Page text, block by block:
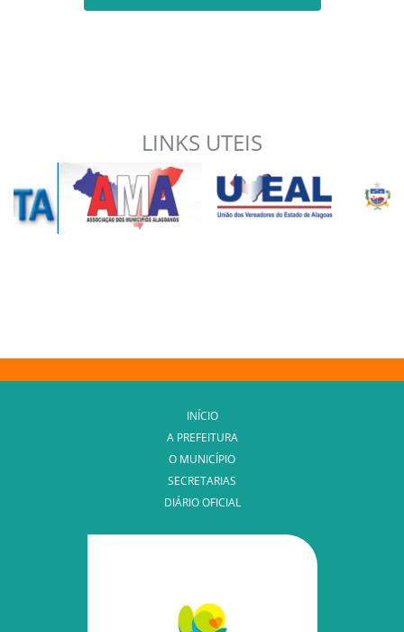
LINKS UTEIS
INÍCIO
A PREFEITURA
O MUNICÍPIO
SECRETARIAS
DIÁRIO OFICIAL